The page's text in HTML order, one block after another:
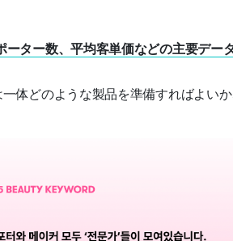
ター数、平均客単価などの主要デー
体どのような製品を準備すればよいか